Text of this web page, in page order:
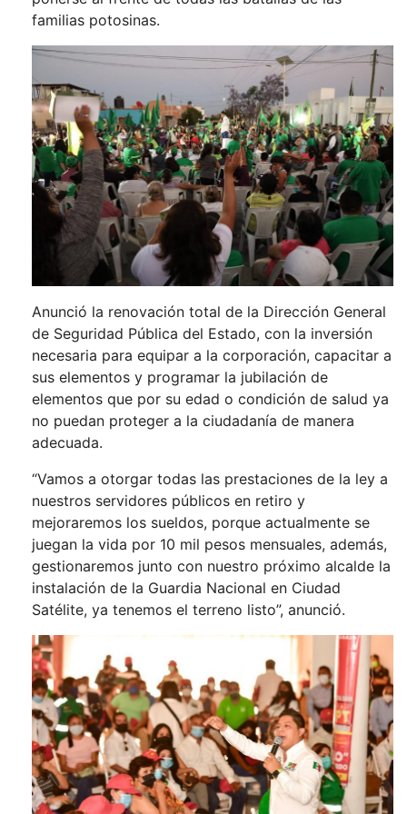
familias potosinas.
Anunció la renovación total de la Dirección General
de Seguridad Pública del Estado, con la inversión
necesaria para equipar a la corporación, capacitar a
sus elementos y programar la jubilación de
elementos que por su edad o condición de salud ya
no puedan proteger a la ciudadanía de manera
adecuada.
“Vamos a otorgar todas las prestaciones de la ley a
nuestros servidores públicos en retiro y
mejoraremos los sueldos, porque actualmente se
juegan la vida por 10 mil pesos mensuales, además,
gestionaremos junto con nuestro próximo alcalde la
instalación de la Guardia Nacional en Ciudad
Satélite, ya tenemos el terreno listo”, anunció.